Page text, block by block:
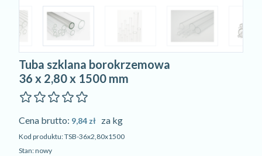
Tuba szklana borokrzemowa
36 x 2,80 x 1500 mm
Cena brutto: 9,84 zł za kg
Kod produktu: TSB-36x2,80x1500
Stan: nowy